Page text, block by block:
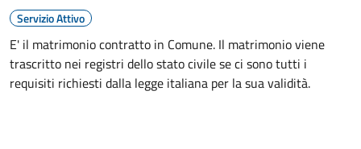
Servizio Attivo
E' il matrimonio contratto in Comune. Il matrimonio viene
trascritto nei registri dello stato civile se ci sono tutti i
requisiti richiesti dalla legge italiana per la sua validità.